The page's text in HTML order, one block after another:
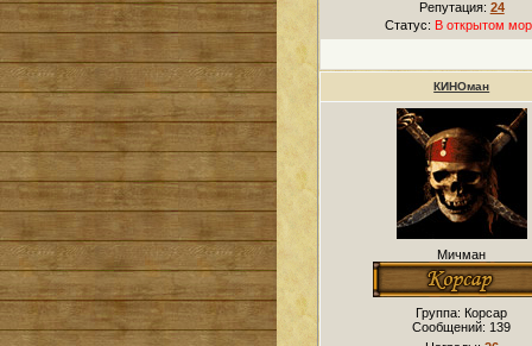
Репутация: 24
Статус: В открытом
КИНОман
Мичман
Группа: Корсар
Сообщений: 139